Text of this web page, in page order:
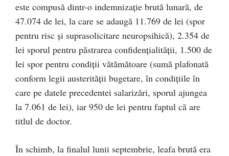
este compusă dintr-o indemnizație brută lunară, de
47.074 de lei, la care se adaugă 11.769 de lei (spor
pentru risc și suprasolicitare neuropsihică), 2.354 de
lei sporul pentru păstrarea confidențialității, 1.500 de
lei spor pentru condiții vătămătoare (sumă plafonată
conform legii austerității bugetare, în condițiile în
care pe datele precedentei salarizări, sporul ajungea
la 7.061 de lei), iar 950 de lei pentru faptul că are
titlul de doctor.
În schimb, la finalul lunii septembrie, leafa brută era